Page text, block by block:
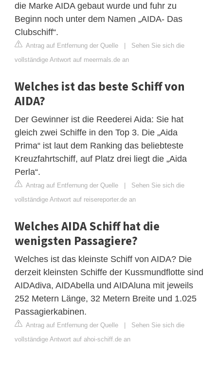
die Marke AIDA gebaut wurde und fuhr zu
Beginn noch unter dem Namen „AIDA- Das
Clubschiff“.
Antrag auf Entfernung der Quelle | Sehen Sie sich die
vollständige Antwort auf meermals.de an
Welches ist das beste Schiff von
AIDA?
Der Gewinner ist die Reederei Aida: Sie hat
gleich zwei Schiffe in den Top 3. Die „Aida
Prima“ ist laut dem Ranking das beliebteste
Kreuzfahrtschiff, auf Platz drei liegt die „Aida
Perla“.
Antrag auf Entfernung der Quelle | Sehen Sie sich die
vollständige Antwort auf reisereporter.de an
Welches AIDA Schiff hat die
wenigsten Passagiere?
Welches ist das kleinste Schiff von AIDA? Die
derzeit kleinsten Schiffe der Kussmundflotte sind
AIDAdiva, AIDAbella und AIDAluna mit jeweils
252 Metern Länge, 32 Metern Breite und 1.025
Passagierkabinen.
Antrag auf Entfernung der Quelle | Sehen Sie sich die
vollständige Antwort auf ahoi-schiff.de an